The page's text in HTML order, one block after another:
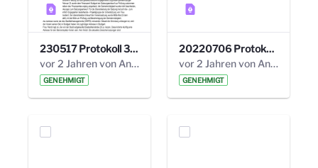
230517 Protokoll 35. Steuerungskreis.pdf
vor 2 Jahren von Anni Schlumberger
GENEHMIGT
20220706 Protokoll 33. Steuerungskreis.pdf
vor 2 Jahren von Anni Schlumberger
GENEHMIGT